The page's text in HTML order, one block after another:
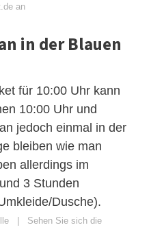
an
in der Blauen
für 10:00 Uhr kann
10:00 Uhr und
jedoch einmal in der
bleiben wie man
allerdings im
3 Stunden
Dusche).
| Sehen Sie sich die